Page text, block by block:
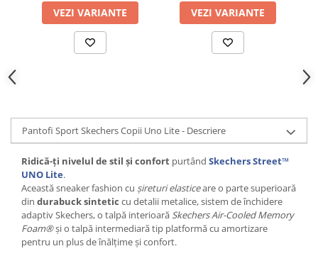
VEZI VARIANTE VEZI VARIANTE
Pantofi Sport Skechers Copii Uno Lite - Descriere
Ridică-ți nivelul de stil și confort purtând Skechers Street™
UNO Lite.
Această sneaker fashion cu șireturi elasticeare o parte superioară
din durabuck sintetic cu detalii metalice, sistem de închidere
adaptiv Skechers, o talpă interioară Skechers Air-Cooled Memory
Foam®și o talpă intermediară tip platformă cu amortizare
pentru un plus de înălțime și confort.